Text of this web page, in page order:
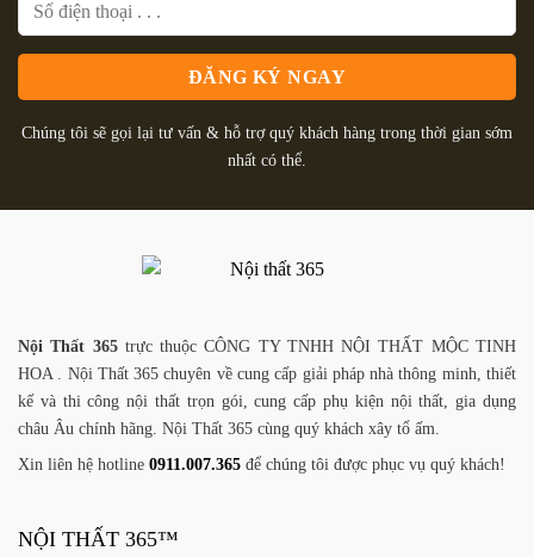
Chúng tôi sẽ gọi lại tư vấn & hỗ trợ quý khách hàng trong thời gian sớm
nhất có thể.
Nội Thất 365trực thuộc CÔNG TY TNHH NỘI THẤT MỘC TINH
HOA . Nội Thất 365 chuyên về cung cấp giải pháp nhà thông minh, thiết
kế và thi công nội thất trọn gói, cung cấp phụ kiện nội thất, gia dụng
châu Âu chính hãng. Nội Thất 365 cùng quý khách xây tổ ấm.
Xin liên hệ hotline 0911.007.365 để chúng tôi được phục vụ quý khách!
NỘI THẤT 365™